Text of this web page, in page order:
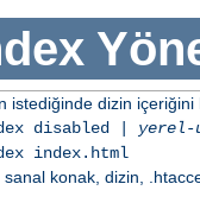
istediğinde dizin içeriğini
disabled |
index.html
konak, dizin,